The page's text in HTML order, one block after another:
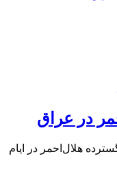
در عراق
هلال‌احمر در ایام